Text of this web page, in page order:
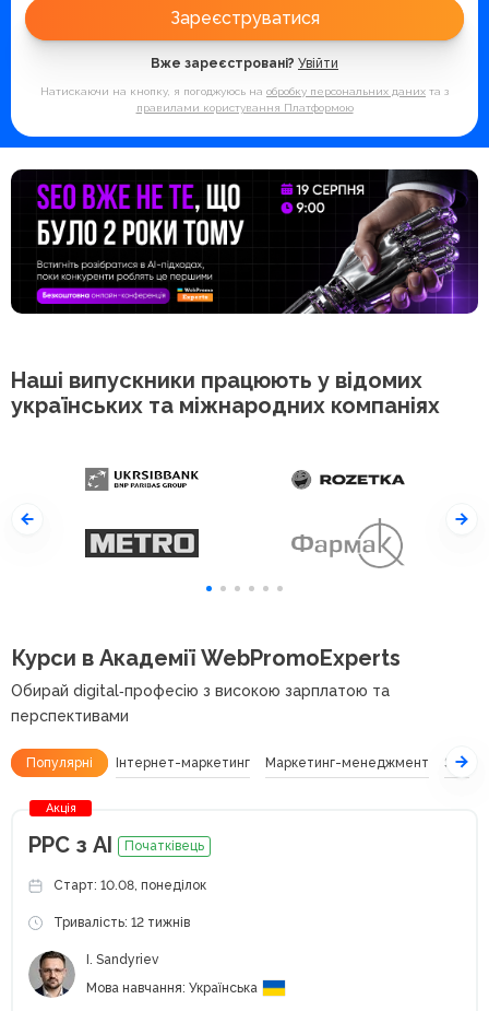
Зареєструватися
Вже зареєстровані? Увійти
Натискаючи на кнопку, я погоджуюсь на обробку персональних даних та з
правилами користування Платформою
Наші випускники працюють у відомих
українських та міжнародних компаніях
Курси в Академії WebPromoExperts
Обирай digital‑професію з високою зарплатою та
перспективами
Популярні Інтернет-маркетинг Маркетинг-менеджмент SEO
Акція
РРС з АІ Початківець
Старт: 10.08, понеділок
Тривалість: 12 тижнів
I. Sandyriev
Мова навчання: Українська